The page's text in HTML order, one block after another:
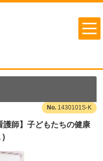
1430101S-K
護師】子どもたちの健康
)